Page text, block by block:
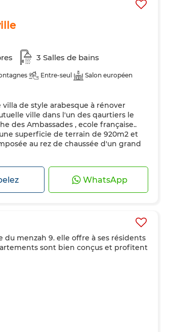
3 Salles de bains
Entre-seul
Salon européen
de style arabesque à rénover
ville dans l'un des qaurtiers le
des Ambassades , ecole française..
superficie de terrain de 920m2 et
au rez de chaussée d'un grand
WhatsApp
du menzah 9. elle offre à ses résidents
sont bien conçus et profitent